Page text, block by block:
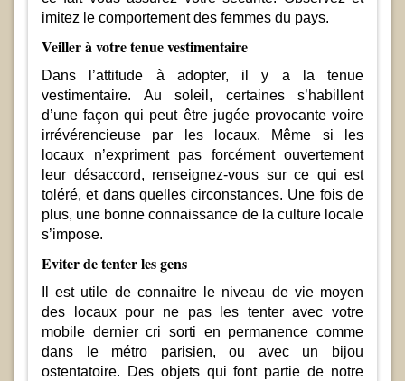
imitez le comportement des femmes du pays.
Veiller à votre tenue vestimentaire
Dans l’attitude à adopter, il y a la tenue
vestimentaire. Au soleil, certaines s’habillent
d’une façon qui peut être jugée provocante voire
irrévérencieuse par les locaux. Même si les
locaux n’expriment pas forcément ouvertement
leur désaccord, renseignez-vous sur ce qui est
toléré, et dans quelles circonstances. Une fois de
plus, une bonne connaissance de la culture locale
s’impose.
Eviter de tenter les gens
Il est utile de connaitre le niveau de vie moyen
des locaux pour ne pas les tenter avec votre
mobile dernier cri sorti en permanence comme
dans le métro parisien, ou avec un bijou
ostentatoire. Des objets qui font partie de notre